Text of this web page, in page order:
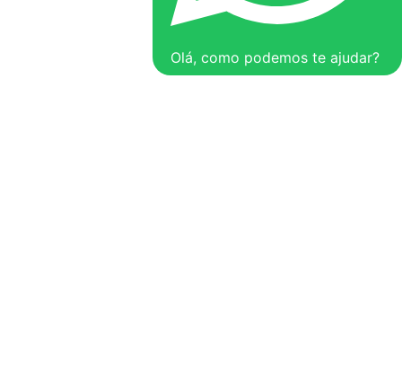
Olá, como podemos te ajudar?